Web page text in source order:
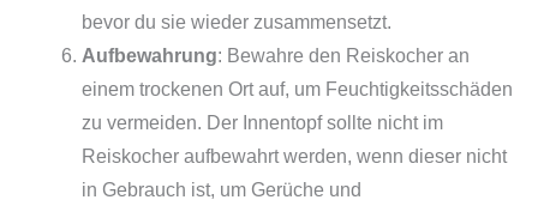
bevor du sie wieder zusammensetzt.
Aufbewahrung: Bewahre den Reiskocher an
einem trockenen Ort auf, um Feuchtigkeitsschäden
zu vermeiden. Der Innentopf sollte nicht im
Reiskocher aufbewahrt werden, wenn dieser nicht
in Gebrauch ist, um Gerüche und